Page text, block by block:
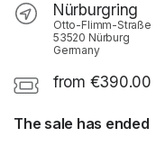
Nürburgring
Otto-Flimm-Straße
53520 Nürburg
Germany
from €390.00
The sale has ended